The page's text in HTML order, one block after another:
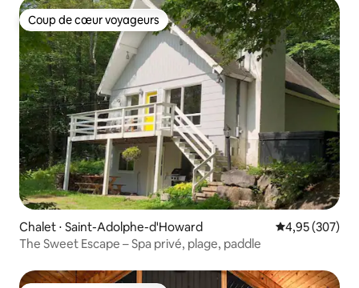
Coup de cœur voyageurs
Coup de cœur voyageurs
Chalet ⋅ Saint-Adolphe-d'Howard Évaluation
4,95 (307)
The Sweet Escape – Spa privé, plage, paddle